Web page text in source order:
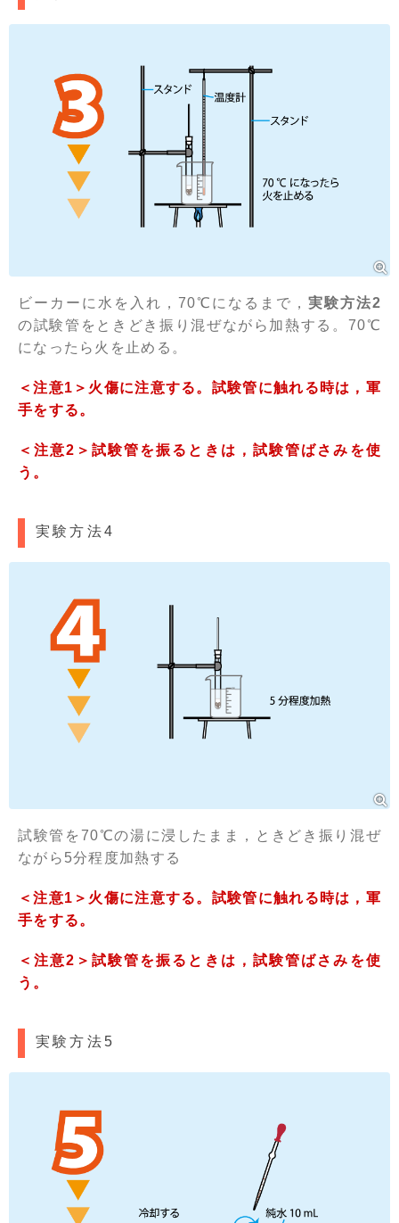
ビーカーに水を入れ，70℃になるまで， 実験方法2
の試験管をときどき振り混ぜながら加熱する。70℃
になったら火を止める。
＜注意1＞火傷に注意する。試験管に触れる時は，軍
手をする。
＜注意2＞試験管を振るときは，試験管ばさみを使
う。
実験方法4
試験管を70℃の湯に浸したまま，ときどき振り混ぜ
ながら5分程度加熱する
＜注意1＞火傷に注意する。試験管に触れる時は，軍
手をする。
＜注意2＞試験管を振るときは，試験管ばさみを使
う。
実験方法5